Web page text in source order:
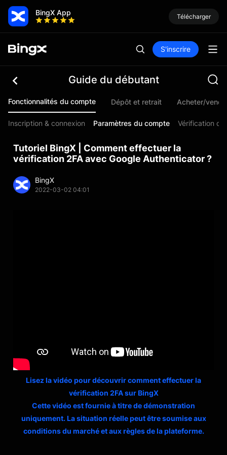
BingX App Télécharger
S'inscrire
Guide du débutant
Fonctionnalités du compte Dépôt et retrait Acheter/
Inscription & connexion Paramètres du compte Vérification
Tutoriel BingX | Comment effectuer la
vérification 2FA avec Google Authenticator ?
BingX
2022-03-02 04:01
Lisez la vidéo pour découvrir comment effectuer la
vérification 2FA sur BingX
Cette vidéo est fournie à titre de démonstration
uniquement. La situation réelle peut être soumise aux
conditions du marché et aux règles de la plateforme.